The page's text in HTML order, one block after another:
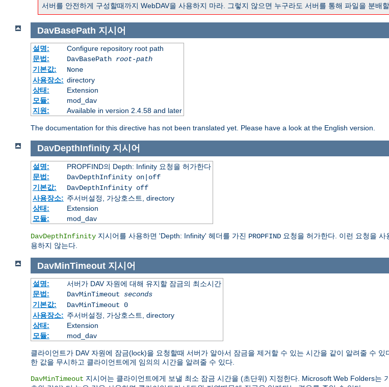
서버를 안전하게 구성할때까지 WebDAV을 사용하지 마라. 그렇지 않으면 누구라도 서버를 통해 파일을 분배
DavBasePath 지시어
설명:
Configure repository root path
문법:
DavBasePath root-path
기본값:
None
사용장소: directory
상태:
Extension
모듈:
mod_dav
지원:
Available in version 2.4.58 and later
The documentation for this directive has not been translated yet. Please have a look at the English version.
DavDepthInfinity 지시어
설명:
PROPFIND의 Depth: Infinity 요청을 허가한다
문법:
DavDepthInfinity on|off
기본값:
DavDepthInfinity off
사용장소: 주서버설정, 가상호스트, directory
상태:
Extension
모듈:
mod_dav
DavDepthInfinity 지시어를 사용하면 'Depth: Infinity' 헤더를 가진 PROPFIND 요청을 허가한다. 이런 요청을
용하지 않는다.
DavMinTimeout 지시어
설명:
서버가 DAV 자원에 대해 유지할 잠금의 최소시간
문법:
DavMinTimeout seconds
기본값:
DavMinTimeout 0
사용장소: 주서버설정, 가상호스트, directory
상태:
Extension
모듈:
mod_dav
클라이언트가 DAV 자원에 잠금(lock)을 요청할때 서버가 알아서 잠금을 제거할 수 있는 시간을 같이 알려줄 수
한 값을 무시하고 클라이언트에게 임의의 시간을 알려줄 수 있다.
DavMinTimeout 지시어는 클라이언트에게 보낼 최소 잠금 시간을 (초단위) 지정한다. Microsoft Web Folders는